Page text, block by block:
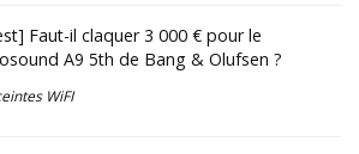
Faut-il claquer 3 000 € pour le
A9 5th de Bang & Olufsen ?
WiFI